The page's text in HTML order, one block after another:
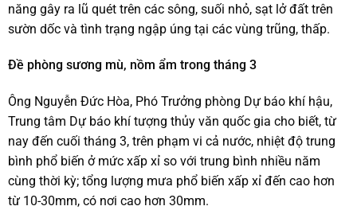
năng gây ra lũ quét trên các sông, suối nhỏ, sạt lở đất trên
sườn dốc và tình trạng ngập úng tại các vùng trũng, thấp.
Đề phòng sương mù, nồm ẩm trong tháng 3
Ông Nguyễn Đức Hòa, Phó Trưởng phòng Dự báo khí hậu,
Trung tâm Dự báo khí tượng thủy văn quốc gia cho biết, từ
nay đến cuối tháng 3, trên phạm vi cả nước, nhiệt độ trung
bình phổ biến ở mức xấp xỉ so với trung bình nhiều năm
cùng thời kỳ; tổng lượng mưa phổ biến xấp xỉ đến cao hơn
từ 10-30mm, có nơi cao hơn 30mm.